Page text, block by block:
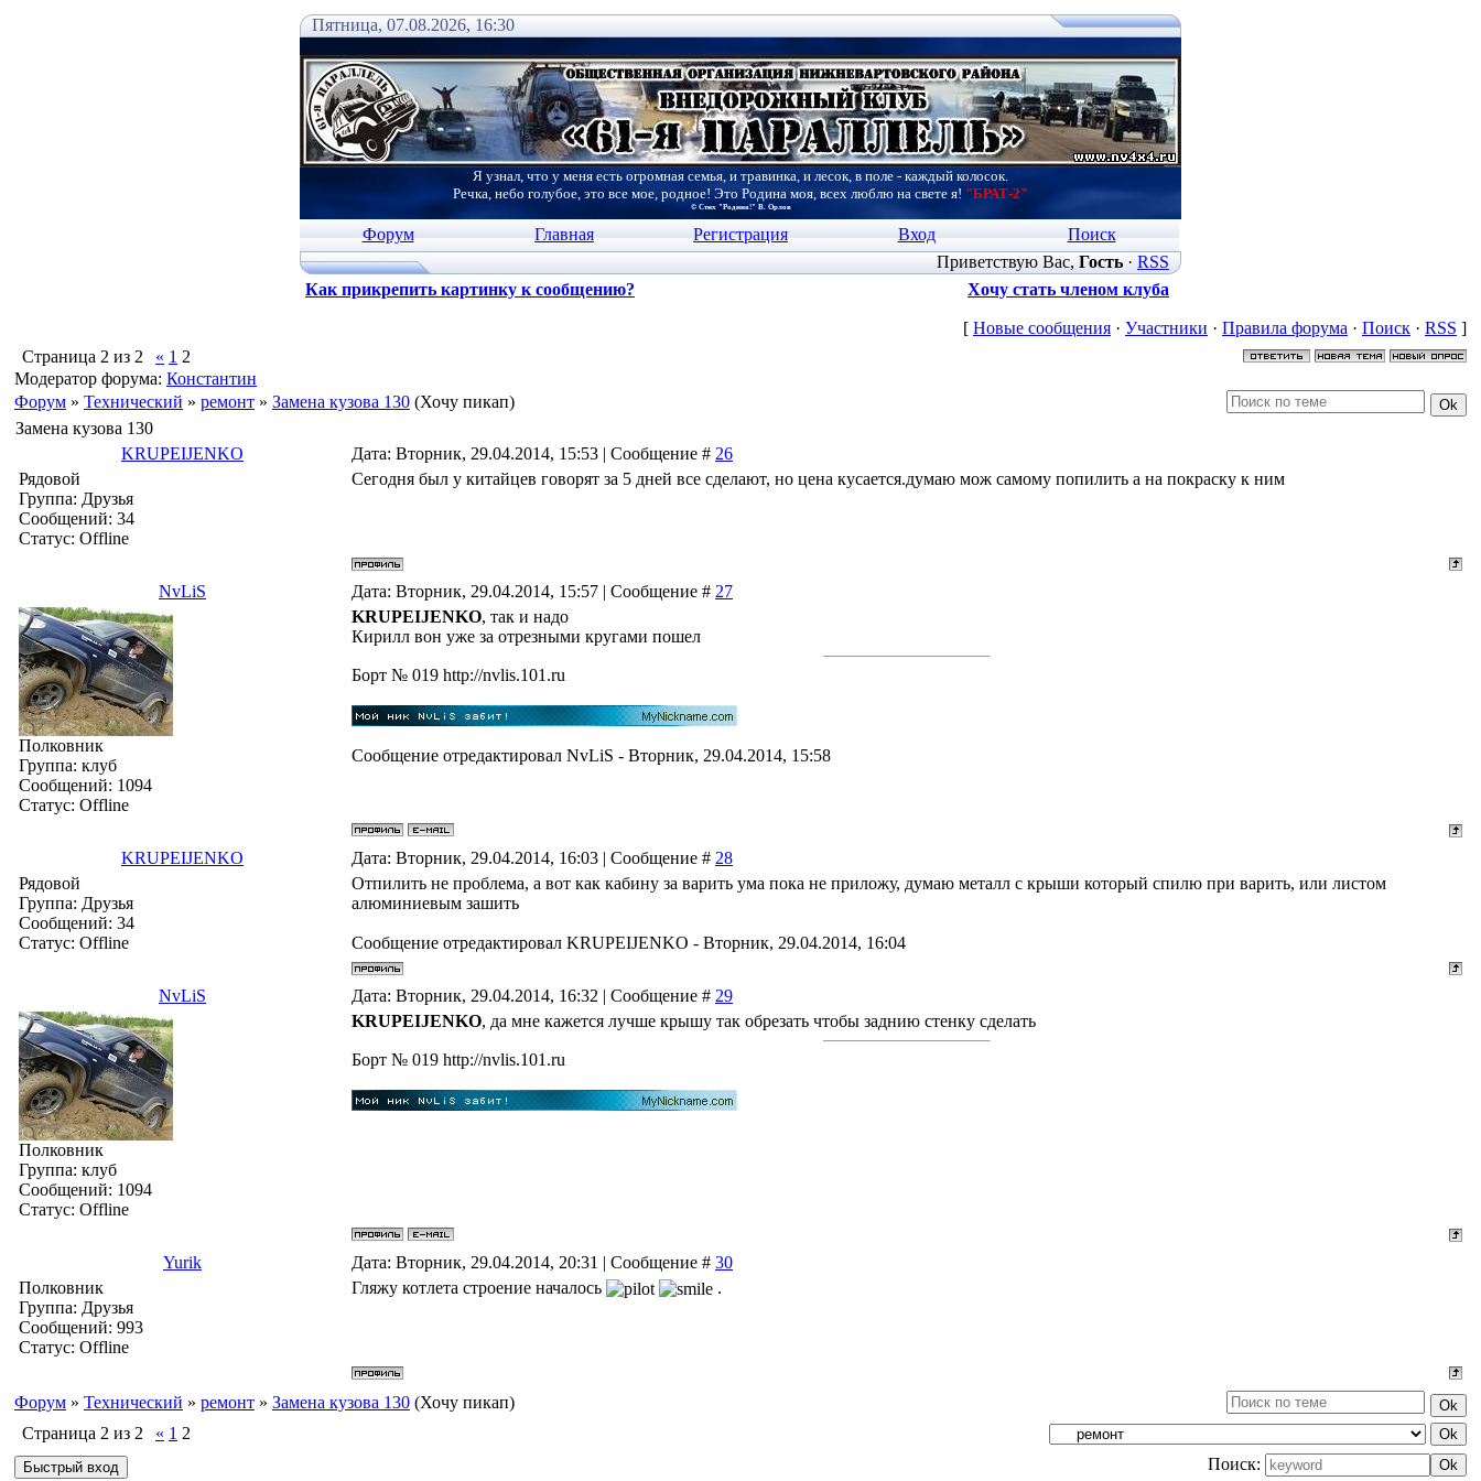
Пятница, 07.08.2026, 16:30
Я узнал, что у меня есть огромная семья, и травинка, и лесок, в поле - каждый колосок.
Речка, небо голубое, это все мое, родное! Это Родина моя, всех люблю на свете я! "БРАТ-2"
© Стих "Родина!" В. Орлов
Форум Главная Регистрация Вход
Поиск
Приветствую Вас, Гость· RSS
Как прикрепить картинку к сообщению?
Хочу стать членом клуба
[ Новые сообщения · Участники · Правила форума · Поиск · RSS ]
Страница 2 из 2 « 1 2
Модератор форума: Константин
Форум » Технический » ремонт » Замена кузова 130 (Хочу пикап)
Замена кузова 130
KRUPEIJENKO
Дата: Вторник, 29.04.2014, 15:53 | Сообщение # 26
Рядовой
Группа: Друзья
Сообщений: 34
Статус: Offline
Сегодня был у китайцев говорят за 5 дней все сделают, но цена кусается.думаю мож самому попилить а на покраску к ним
NvLiS Дата: Вторник, 29.04.2014, 15:57 | Сообщение # 27
Полковник
Группа: клуб
Сообщений: 1094
Статус: Offline
KRUPEIJENKO, так и надо
Кирилл вон уже за отрезными кругами пошел
Бoрт № 019 http://nvlis.101.ru
Сообщение отредактировал NvLiS - Вторник, 29.04.2014, 15:58
KRUPEIJENKO Дата: Вторник, 29.04.2014, 16:03 | Сообщение # 28
Рядовой
Группа: Друзья
Сообщений: 34
Статус: Offline
Отпилить не проблема, а вот как кабину за варить ума пока не приложу, думаю металл с крыши который спилю при варить, или листом
алюминиевым зашить
Сообщение отредактировал KRUPEIJENKO - Вторник, 29.04.2014, 16:04
NvLiS Дата: Вторник, 29.04.2014, 16:32 | Сообщение # 29
Полковник
Группа: клуб
Сообщений: 1094
Статус: Offline
KRUPEIJENKO, да мне кажется лучше крышу так обрезать чтобы заднию стенку сделать
Бoрт № 019 http://nvlis.101.ru
Yurik Дата: Вторник, 29.04.2014, 20:31 | Сообщение # 30
Полковник
Группа: Друзья
Сообщений: 993
Статус: Offline
Гляжу котлета строение началось .
Форум » Технический » ремонт » Замена кузова 130 (Хочу пикап)
Страница 2 из 2 « 1 2
Поиск: